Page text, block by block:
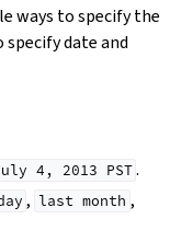
ways to specify the
date and
4, 2013 PST .
, last month ,